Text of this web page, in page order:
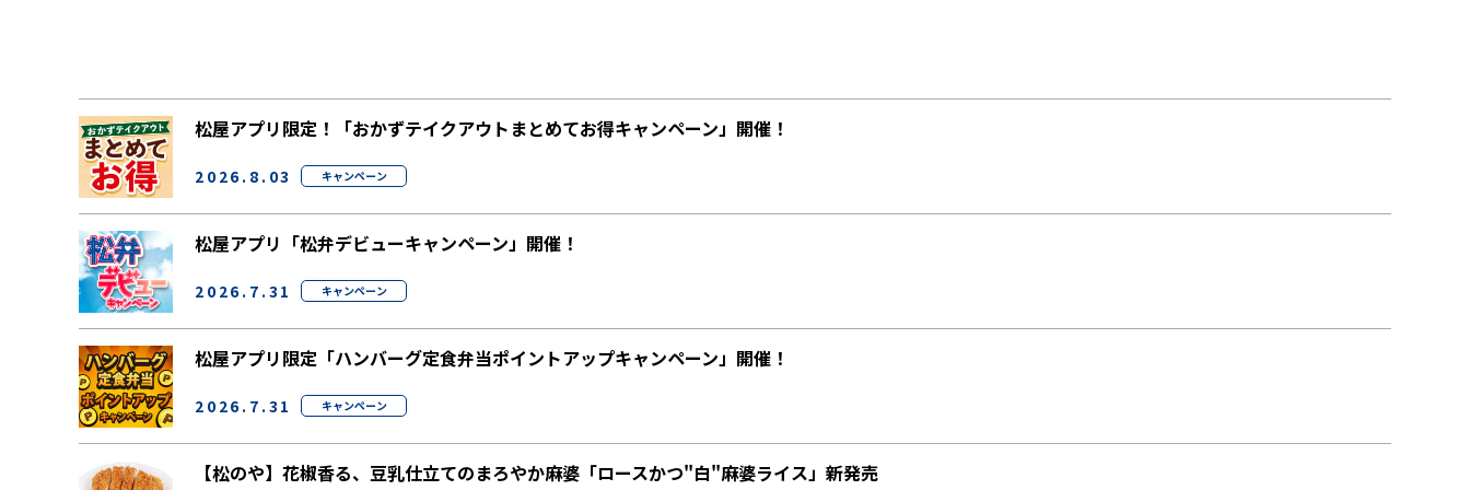
松屋アプリ限定！「おかずテイクアウトまとめてお得キャンペーン」開催！
2026.8.03 キャンペーン
松屋アプリ「松弁デビューキャンペーン」開催！
2026.7.31 キャンペーン
松屋アプリ限定「ハンバーグ定食弁当ポイントアップキャンペーン」開催！
2026.7.31 キャンペーン
【松のや】花椒香る、豆乳仕立てのまろやか麻婆「ロースかつ"白"麻婆ライス」新発売